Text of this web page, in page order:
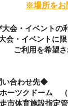
※場所をお
大会・イベントの
会・イベントに
ご利用を希望
ホーツク
走市